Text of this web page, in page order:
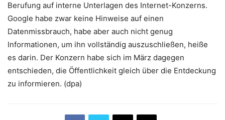
Berufung auf interne Unterlagen des Internet-Konzerns.
Google habe zwar keine Hinweise auf einen
Datenmissbrauch, habe aber auch nicht genug
Informationen, um ihn vollständig auszuschließen, heiße
es darin. Der Konzern habe sich im März dagegen
entschieden, die Öffentlichkeit gleich über die Entdeckung
zu informieren. (dpa)